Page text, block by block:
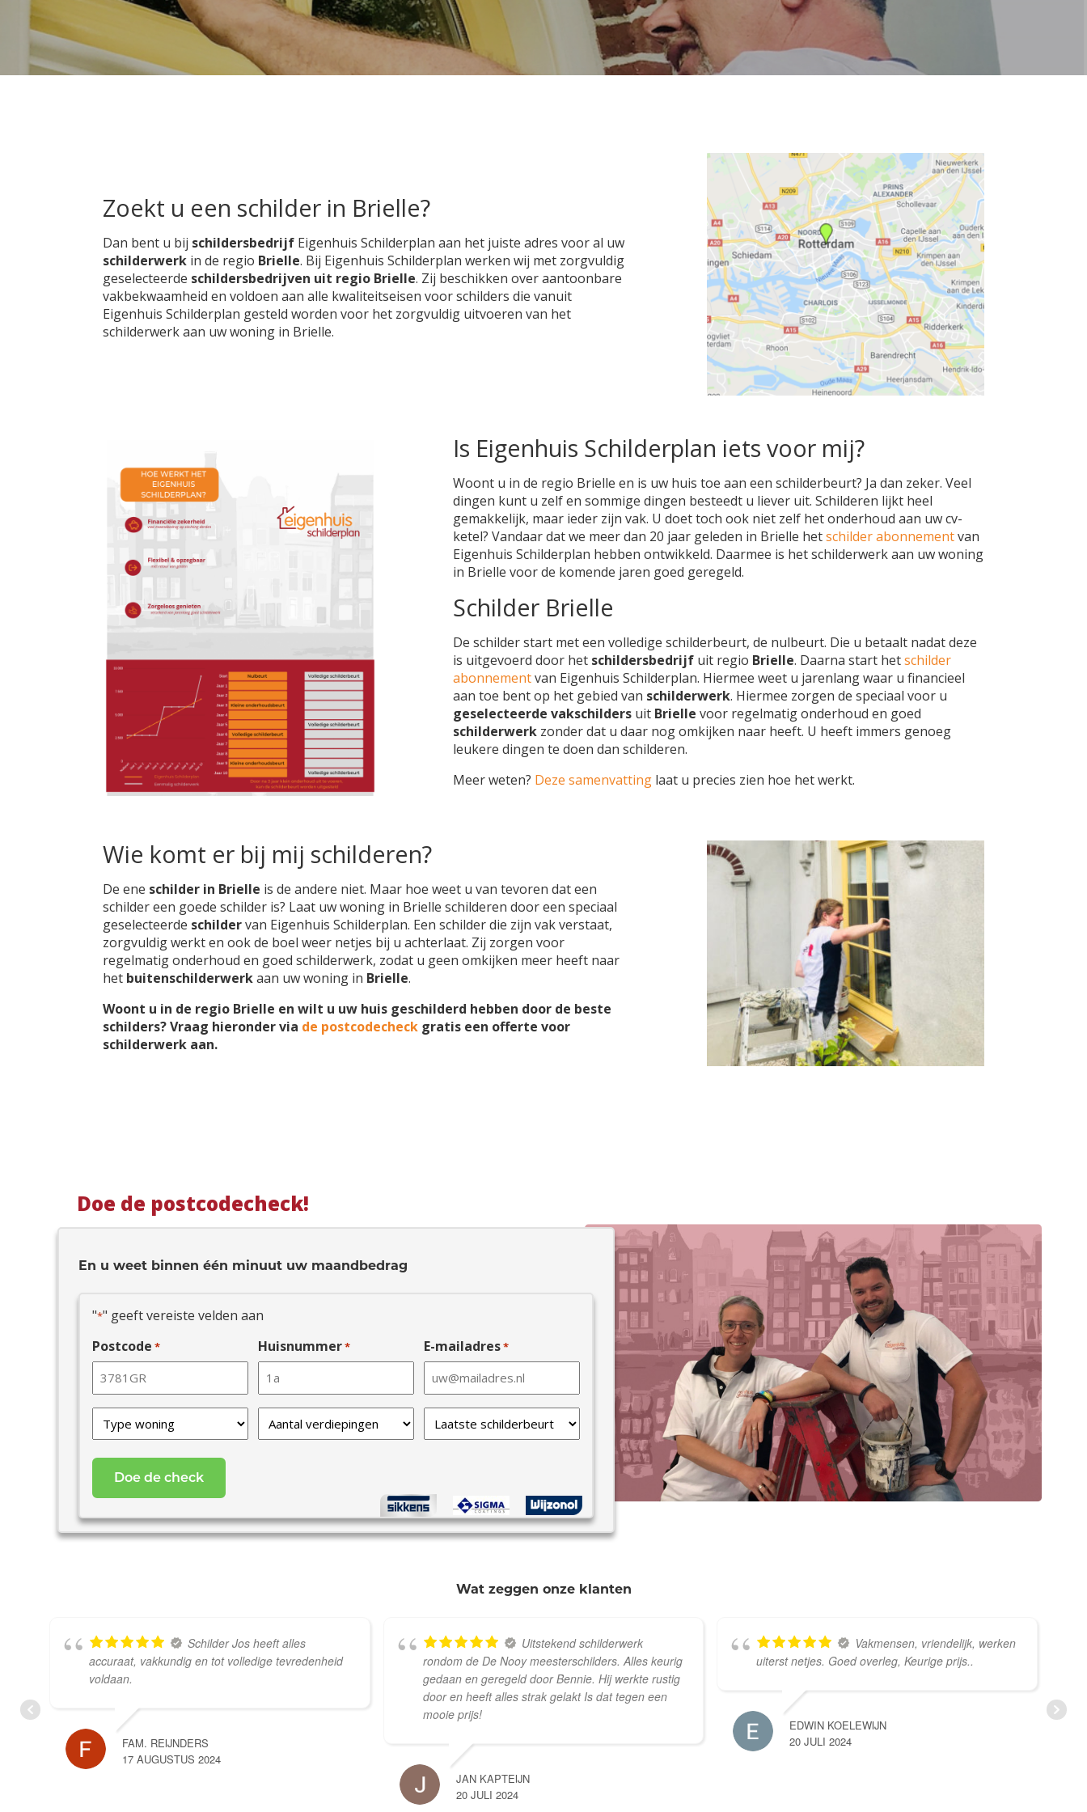
Zoekt u een schilder in Brielle?
Dan bent u bij schildersbedrijf Eigenhuis Schilderplan aan het juiste adres voor al uw
schilderwerk in de regio Brielle. Bij Eigenhuis Schilderplan werken wij met zorgvuldig
geselecteerde schildersbedrijven uit regio Brielle. Zij beschikken over aantoonbare
vakbekwaamheid en voldoen aan alle kwaliteitseisen voor schilders die vanuit
Eigenhuis Schilderplan gesteld worden voor het zorgvuldig uitvoeren van het
schilderwerk aan uw woning in Brielle.
Is Eigenhuis Schilderplan iets voor mij?
Woont u in de regio Brielle en is uw huis toe aan een schilderbeurt? Ja dan zeker. Veel
dingen kunt u zelf en sommige dingen besteedt u liever uit. Schilderen lijkt heel
gemakkelijk, maar ieder zijn vak. U doet toch ook niet zelf het onderhoud aan uw cv-
ketel? Vandaar dat we meer dan 20 jaar geleden in Brielle hetschilder abonnementvan
Eigenhuis Schilderplan hebben ontwikkeld. Daarmee is het schilderwerk aan uw woning
in Brielle voor de komende jaren goed geregeld.
Schilder Brielle
De schilder start met een volledige schilderbeurt, de nulbeurt. Die u betaalt nadat deze
is uitgevoerd door het schildersbedrijf uit regio Brielle. Daarna start hetschilder
abonnementvan Eigenhuis Schilderplan. Hiermee weet u jarenlang waar u financieel
aan toe bent op het gebied van schilderwerk. Hiermee zorgen de speciaal voor u
geselecteerde vakschilders uit Brielle voor regelmatig onderhoud en goed
schilderwerk zonder dat u daar nog omkijken naar heeft. U heeft immers genoeg
leukere dingen te doen dan schilderen.
Meer weten? Deze samenvatting laat u precies zien hoe het werkt.
Wie komt er bij mij schilderen?
De ene schilder in Brielle is de andere niet. Maar hoe weet u van tevoren dat een
schilder een goede schilder is? Laat uw woning in Brielle schilderen door een speciaal
geselecteerde schildervan Eigenhuis Schilderplan. Een schilder die zijn vak verstaat,
zorgvuldig werkt en ook de boel weer netjes bij u achterlaat. Zij zorgen voor
regelmatig onderhoud en goed schilderwerk, zodat u geen omkijken meer heeft naar
het buitenschilderwerkaan uw woning in Brielle.
Woont u in de regio Brielle en wilt u uw huis geschilderd hebben door de beste
schilders? Vraag hieronder via de postcodecheck gratis een offerte voor
schilderwerk aan.
Doe de postcodecheck!
En u weet binnen één minuut uw maandbedrag
"*" geeft vereiste velden aan
Postcode * Huisnummer* E-mailadres*
van
woning
Verdiepingen
schilderbeurt
Wat zeggen onze klanten
Schilder Jos heeft alles
accuraat, vakkundig en tot volledige tevredenheid
voldaan.
FAM. REIJNDERS
17 AUGUSTUS 2024
Uitstekend schilderwerk
rondom de De Nooy meesterschilders. Alles keurig
gedaan en geregeld door Bennie. Hij werkte rustig
door en heeft alles strak gelakt Is dat tegen een
mooie prijs!
JAN KAPTEIJN
20 JULI 2024
Vakmensen, vriendelijk, werken
uiterst netjes. Goed overleg, Keurige prijs..
EDWIN KOELEWIJN
20 JULI 2024